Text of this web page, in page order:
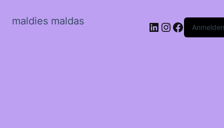
maldies maldas LinkedIn
Instagram
Anmelden